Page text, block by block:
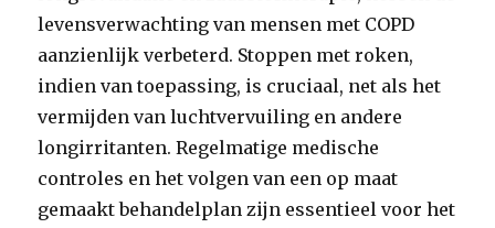
levensverwachting van mensen met COPD
aanzienlijk verbeterd. Stoppen met roken,
indien van toepassing, is cruciaal, net als het
vermijden van luchtvervuiling en andere
longirritanten. Regelmatige medische
controles en het volgen van een op maat
gemaakt behandelplan zijn essentieel voor het